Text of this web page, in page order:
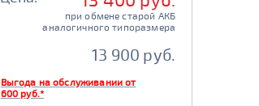
при обмене старой АКБ
аналогичного типоразмера
13 900 руб.
Выгода на обслуживании от
600 руб.*